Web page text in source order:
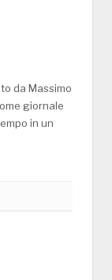
da Massimo
giornale
in un